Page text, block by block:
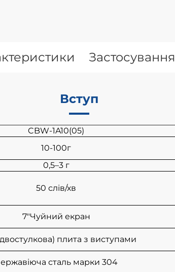
Застосування
Вступ
CBW-1A10(05)
10-100г
0,5–3 г
50 слів/хв
7"Чуйний екран
плита з виступами
сталь марки 304